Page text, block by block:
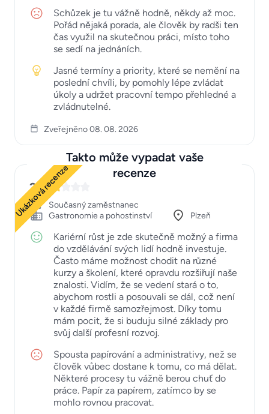
Schůzek je tu vážně hodně, někdy až moc.
Pořád nějaká porada, ale člověk by radši ten
čas využil na skutečnou práci, místo toho
se sedí na jednáních.
Jasné termíny a priority, které se nemění na
poslední chvíli, by pomohly lépe zvládat
úkoly a udržet pracovní tempo přehledné a
zvládnutelné.
Zveřejněno 08. 08. 2026
Takto může vypadat vaše
recenze
Ukázková recenze
2
Současný zaměstnanec
Gastronomie a pohostinství
Plzeň
Kariérní růst je zde skutečně možný a firma
do vzdělávání svých lidí hodně investuje.
Často máme možnost chodit na různé
kurzy a školení, které opravdu rozšiřují naše
znalosti. Vidím, že se vedení stará o to,
abychom rostli a posouvali se dál, což není
v každé firmě samozřejmost. Díky tomu
mám pocit, že si buduju silné základy pro
svůj další profesní rozvoj.
Spousta papírování a administrativy, než se
člověk vůbec dostane k tomu, co má dělat.
Některé procesy tu vážně berou chuť do
práce. Papír za papírem, zatímco by se
mohlo rovnou pracovat.